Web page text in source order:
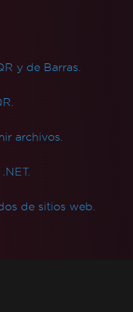
predeterminados
en IronPDF
(WASM)
página y saltos de
y CMJK
y de Barras.
archivos.
de sitios web.